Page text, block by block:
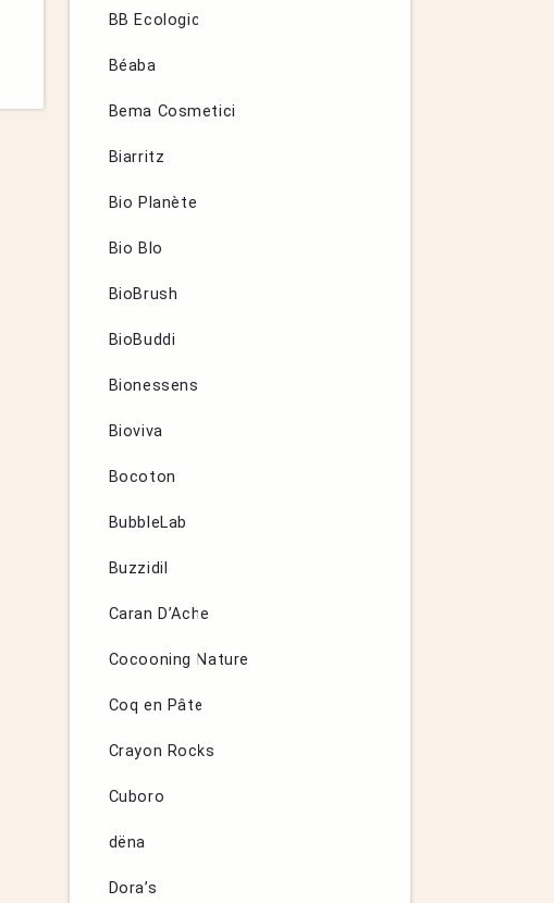
BB Ecologic
Béaba
Bema Cosmetici
Biarritz
Bio Planète
Bio Blo
BioBrush
BioBuddi
Bionessens
Bioviva
Bocoton
BubbleLab
Buzzidil
Caran D’Ache
Cocooning Nature
Coq en Pâte
Crayon Rocks
Cuboro
dëna
Dora’s